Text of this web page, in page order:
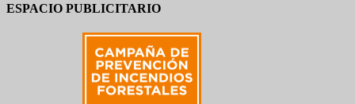
ESPACIO PUBLICITARIO